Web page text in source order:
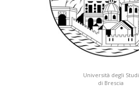
Università degli Studi
di Brescia